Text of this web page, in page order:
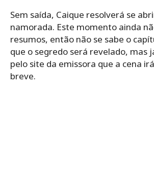
Sem saída, Caique resolverá se
namorada. Este momento ainda
resumos, então não se sabe o
que o segredo será revelado, mas
pelo site da emissora que a cena
breve.